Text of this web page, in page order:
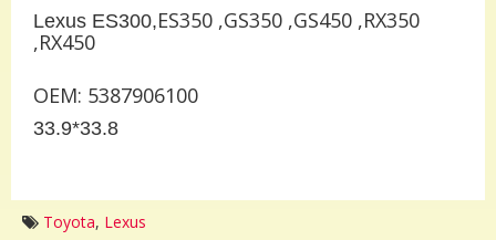
Lexus ES300,ES350 ,GS350 ,GS450 ,RX350
,RX450
OEM: 5387906100
33.9*33.8
Toyota, Lexus